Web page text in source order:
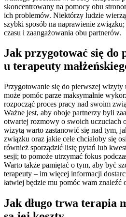
skoncentrowany na pomocy obu
ich problemów. Niektórzy ludzie
szybki sposób na naprawienie
czasu i zaangażowania obu partnerów.
Jak przygotować się do
u terapeuty
Przygotowanie się do pierwszej wizyty
może pomóc parze maksymalnie
rozpocząć proces pracy nad swoim
Ważne jest, aby oboje partnerzy byli
otwartej rozmowy o swoich uczuciach
wizytą warto zastanowić się nad tym,
związku oraz jakie cele chciałoby się
również sporządzić listę pytań lub
sesji; to pomoże utrzymać fokus
Warto także pamiętać o tym, aby być
terapeuty – im więcej informacji
łatwiej będzie mu pomóc wam znaleźć
Jak długo trwa terapia